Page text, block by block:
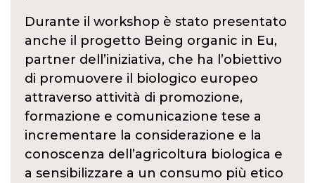
Durante il workshop è stato presentato
anche il progetto Being organic in Eu,
partner dell’iniziativa, che ha l’obiettivo
di promuovere il biologico europeo
attraverso attività di promozione,
formazione e comunicazione tese a
incrementare la considerazione e la
conoscenza dell’agricoltura biologica e
a sensibilizzare a un consumo più etico